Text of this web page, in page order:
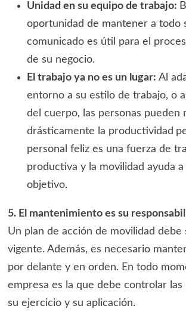
Unidad en su equipo de trabajo:
oportunidad de mantener a todo
comunicado es útil para el
de su negocio.
El trabajo ya no es un lugar: Al
entorno a su estilo de trabajo, o
del cuerpo, las personas pueden
drásticamente la productividad
personal feliz es una fuerza de
productiva y la movilidad ayuda
objetivo.
5. El mantenimiento es su
Un plan de acción de movilidad debe
vigente. Además, es necesario
por delante y en orden. En todo
empresa es la que debe controlar las
su ejercicio y su aplicación.